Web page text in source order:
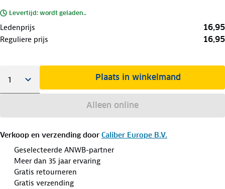
Levertijd: wordt geladen..
Ledenprijs 16,95
Reguliere prijs 16,95
Plaats in winkelmand
Alleen online
Verkoop en verzending door Caliber Europe B.V.
Geselecteerde ANWB-partner
Meer dan 35 jaar ervaring
Gratis retourneren
Gratis verzending